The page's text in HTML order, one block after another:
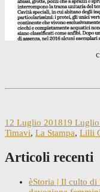
12 Luglio 201819
Timavi, La Stampa, Lilli
Articoli recenti
èStoria | Il culto di